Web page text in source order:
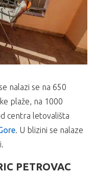
nalazi se na 650
plaže, na 1000
centra letovališta
. U blizini se nalaze
PETROVAC